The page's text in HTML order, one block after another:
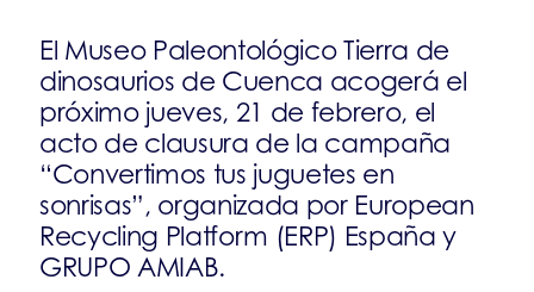
El Museo Paleontológico Tierra de
dinosaurios de Cuenca acogerá el
próximo jueves, 21 de febrero, el
acto de clausura de la campaña
“Convertimos tus juguetes en
sonrisas”, organizada por European
Recycling Platform (ERP) España y
GRUPO AMIAB.